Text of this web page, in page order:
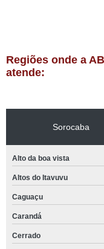
Regiões onde a
atende:
Sorocaba
Alto da boa vista
Altos do Itavuvu
Caguaçu
Carandá
Cerrado